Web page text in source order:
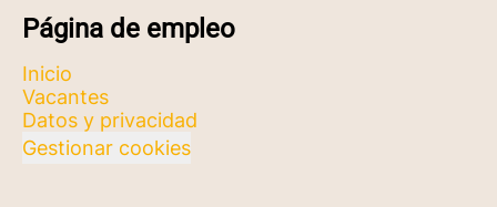
Página de empleo
Inicio
Vacantes
Datos y privacidad
Gestionar cookies